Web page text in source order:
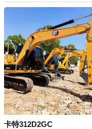
卡特312D2GC